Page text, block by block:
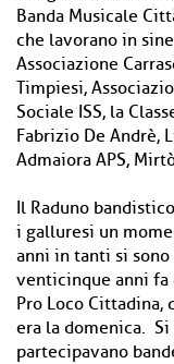
Banda Musicale
che lavorano in
Associazione
Timpiesi,
Sociale ISS, la
Fabrizio De Andrè,
Admaiora APS,
Il Raduno
i galluresi un
anni in tanti si
venticinque anni
Pro Loco Cittadina,
era la domenica.
partecipavano